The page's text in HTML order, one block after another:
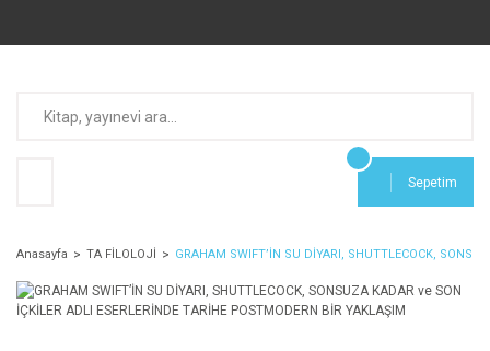
Sepetim
Anasayfa TA FİLOLOJİ GRAHAM SWIFT’İN SU DİYARI, SHUTTLECOCK,